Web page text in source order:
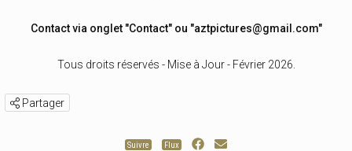
Contact via onglet "Contact" ou "aztpictures@gmail.com"
Tous droits réservés - Mise à Jour - Février 2026.
Partager
Suivre Flux